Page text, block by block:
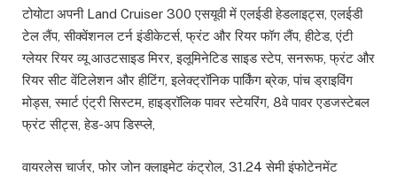
टोयोटा अपनी Land Cruiser 300 एसयूवी में एलईडी हेडलाइट्स, एलईडी
टेल लैंप, सीक्‍वेंशनल टर्न इंडीकेटर्स, फ्रंट और रियर फॉग लैंप, हीटेड, एंटी
ग्‍लेयर रियर व्‍यू आउटसाइड मिरर, इलूमिनेटिड साइड स्‍टेप, सनरूफ, फ्रंट और
रियर सीट वेंटिलेशन और हीटिंग, इलेक्‍ट्रॉनिक पार्किंग ब्रेक, पांच ड्राइविंग
मोड्स, स्‍मार्ट एंट्री सिस्‍टम, हाइड्रॉलिक पावर स्‍टेयरिंग, 8वे पावर एडजस्‍टेबल
फ्रंट सीट्स, हेड-अप डिस्‍प्‍ले,
वायरलेस चार्जर, फोर जोन क्‍लाइमेट कंट्रोल, 31.24 सेमी इंफोटेनमेंट